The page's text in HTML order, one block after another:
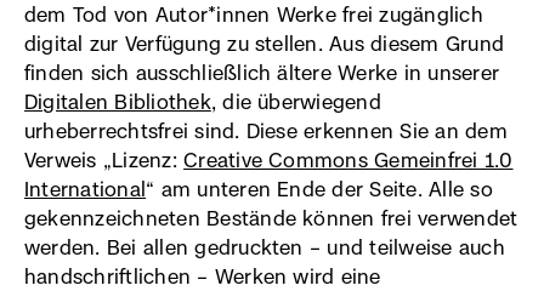
dem Tod von Autor*innen Werke frei zugänglich
digital zur Verfügung zu stellen. Aus diesem Grund
finden sich ausschließlich ältere Werke in unserer
Digitalen Bibliothek(externer
Link,
öffnet
in
neuem
Fenster)
, die überwiegend
urheberrechtsfrei sind. Diese erkennen Sie an dem
Verweis „Lizenz:Creative Commons Gemeinfrei 1.0
International(externer
Link,
öffnet
in
“ am unteren Ende der Seite. Alle so
gekennzeichneten Bestände können frei verwendet
werden. Bei allen gedruckten – und teilweise auch
handschriftlichen – Werken wird eine